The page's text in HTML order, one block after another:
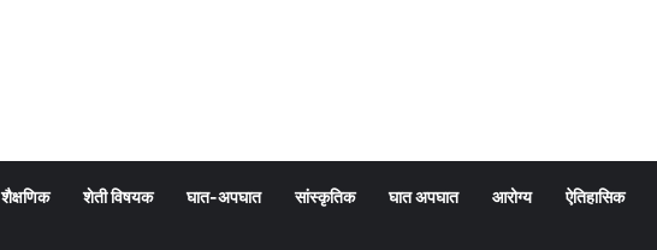
शैक्षणिक शेती विषयक घात-अपघात सांस्कृतिक घात अपघात आरोग्य ऐतिहासिक